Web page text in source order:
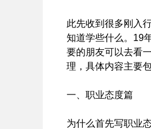
此先收到很多刚入
知道学些什么。19
要的朋友可以去看
理，具体内容主要
一、职业态度篇
为什么首先写职业